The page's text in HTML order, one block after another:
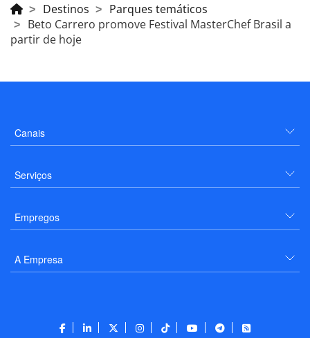
Destinos
Parques temáticos
Beto Carrero promove Festival MasterChef Brasil a
partir de hoje
Canais
Serviços
Empregos
A Empresa